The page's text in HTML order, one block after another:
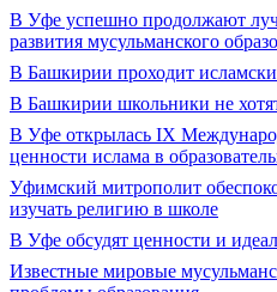
В Уфе успешно продолжают
развития мусульманского
В Башкирии проходит
В Башкирии школьники не
В Уфе открылась IX
ценности ислама в
Уфимский митрополит
изучать религию в школе
В Уфе обсудят ценности и
Известные мировые